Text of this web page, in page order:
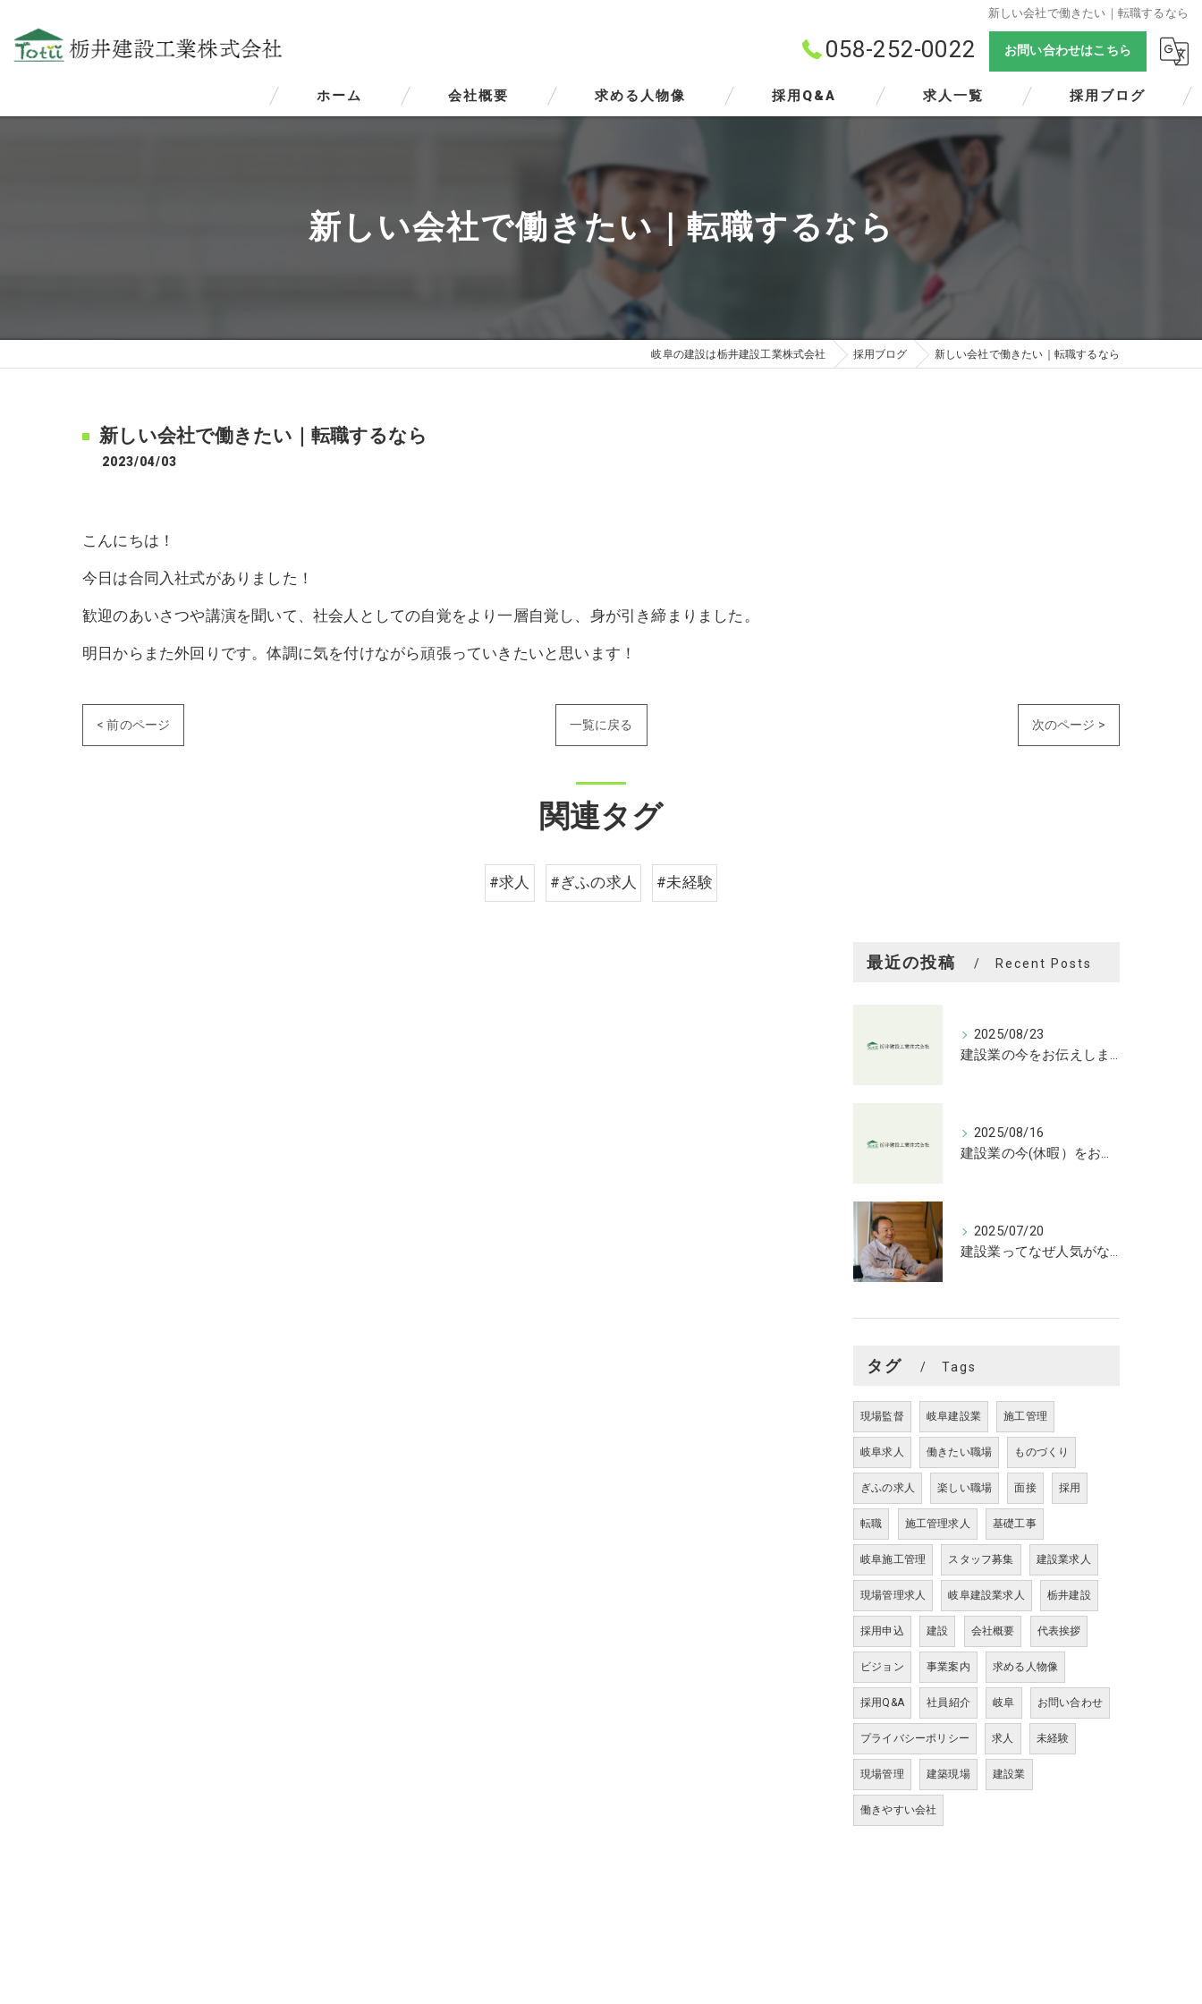
新しい会社で働きたい｜転職するなら
058-252-0022 お問い合わせはこちら
ホーム 会社概要
事業案内
求める人物像 採用Q&A 求人一覧 採用ブログ
新しい会社で働きたい｜転職するなら
岐阜の建設は栃井建設工業株式会社 採用ブログ 新しい会社で働きたい｜転職するなら
新しい会社で働きたい｜転職するなら
2023/04/03
こんにちは！
今日は合同入社式がありました！
歓迎のあいさつや講演を聞いて、社会人としての自覚をより一層自覚し、身が引き締まりました。
明日からまた外回りです。体調に気を付けながら頑張っていきたいと思います！
< 前のページ 一覧に戻る 次のページ >
関連タグ
#求人 #ぎふの求人 #未経験
最近の投稿 Recent Posts
2025/08/23
建設業の今をお伝えします
2025/08/16
建設業の今(休暇）をお伝えします
2025/07/20
建設業ってなぜ人気がない？
タグ Tags
現場監督 岐阜建設業 施工管理
岐阜求人 働きたい職場 ものづくり
ぎふの求人 楽しい職場 面接 採用
転職 施工管理求人 基礎工事
岐阜施工管理 スタッフ募集 建設業求人
現場管理求人 岐阜建設業求人 栃井建設
採用申込 建設 会社概要 代表挨拶
ビジョン 事業案内 求める人物像
採用Q&A 社員紹介 岐阜 お問い合わせ
プライバシーポリシー 求人 未経験
現場管理 建築現場 建設業
働きやすい会社